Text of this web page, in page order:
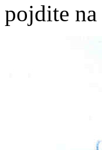
pojdite na